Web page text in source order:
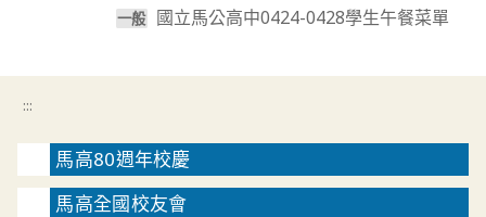
一般 國立馬公高中0424-0428學生午餐菜單
:::
馬高80週年校慶
馬高全國校友會